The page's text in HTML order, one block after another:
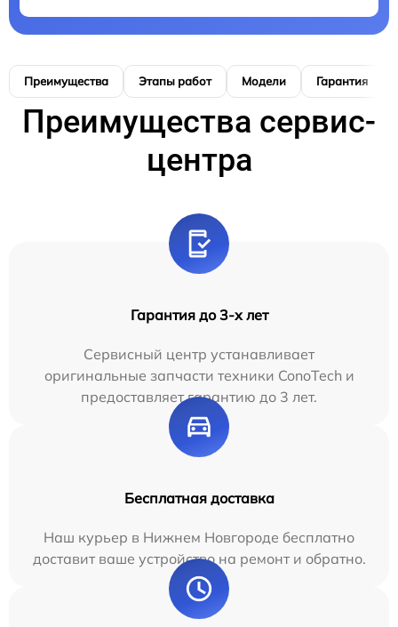
Преимущества Этапы работ Модели Гарантия
Преимущества сервис-
центра
Гарантия до 3-х лет
Сервисный центр устанавливает
оригинальные запчасти техники ConoTech и
предоставляет гарантию до 3 лет.
Бесплатная доставка
Наш курьер в Нижнем Новгороде бесплатно
доставит ваше устройство на ремонт и обратно.